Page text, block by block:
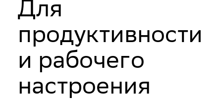
Для
продуктивности
и рабочего
настроения